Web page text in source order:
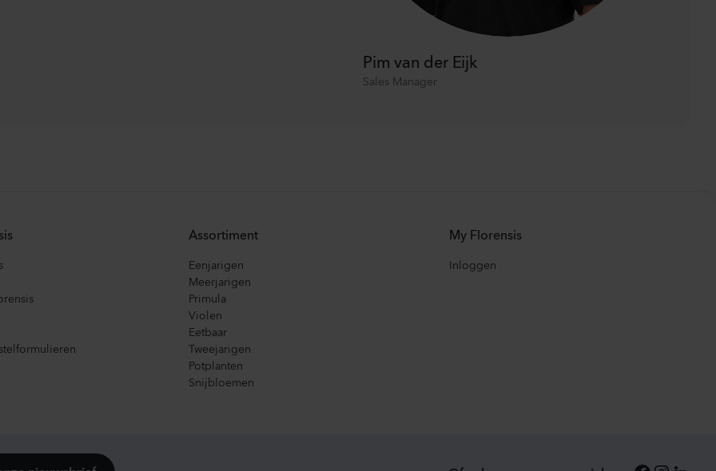
Pim van der Eijk
Sales Manager
Assortiment
Eenjarigen
Meerjarigen
Primula
Violen
Eetbaar
Tweejarigen
Potplanten
Snijbloemen
My Florensis
Inloggen